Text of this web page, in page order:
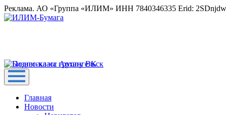
Реклама. АО «Группа «ИЛИМ» ИНН 7840346335 Erid:
Главная
Новости